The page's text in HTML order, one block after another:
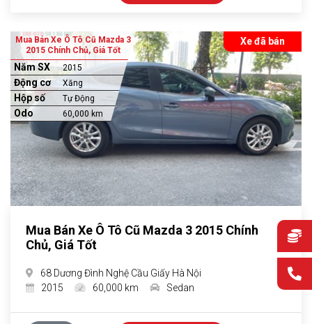
Xe đã bán
Mua Bán Xe Ô Tô Cũ Mazda 3
2015 Chính Chủ, Giá Tốt
Năm SX 2015
Động cơ Xăng
Hộp số Tự Động
Odo 60,000 km
Mua Bán Xe Ô Tô Cũ Mazda 3 2015 Chính
Chủ, Giá Tốt
68 Dương Đình Nghệ Cầu Giấy Hà Nội
2015
60,000 km Sedan